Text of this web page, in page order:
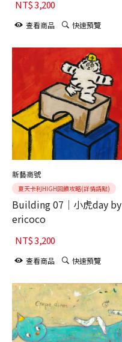
NT$3,200
查看商品 快速預覽
新藝商號
夏天卡利HIGH回饋攻略(詳情請點)
Building 07｜小虎day by
ericoco
NT$3,200
查看商品 快速預覽